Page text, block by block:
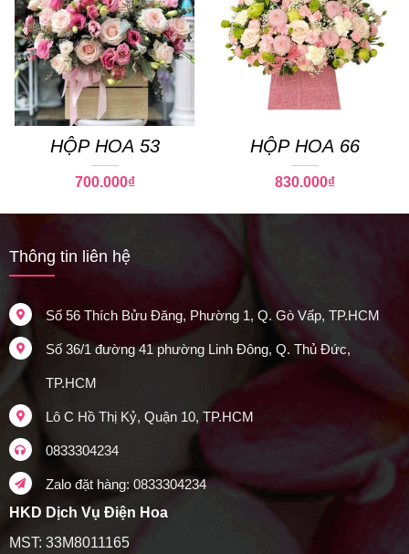
HỘP HOA 53
700.000₫
HỘP HOA 66
830.000₫
Thông tin liên hệ
Số 56 Thích Bửu Đăng, Phường 1, Q. Gò Vấp, TP.HCM
Số 36/1 đường 41 phường Linh Đông, Q. Thủ Đức,
TP.HCM
Lô C Hồ Thị Kỷ, Quận 10, TP.HCM
0833304234
Zalo đặt hàng: 0833304234
HKD Dịch Vụ Điện Hoa
MST: 33M8011165